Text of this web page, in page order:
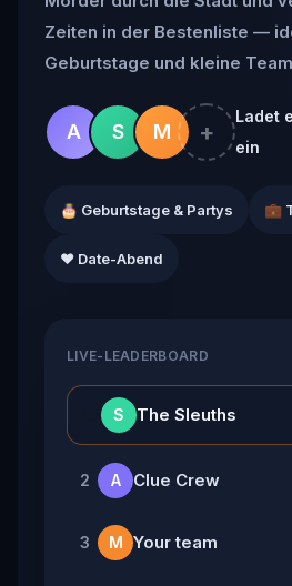
Zeiten in der Bestenliste —
Geburtstage und kleine
A S M +
Ladet
ein
🎂 Geburtstage & Partys 💼
❤️ Date-Abend
LIVE-LEADERBOARD
S The Sleuths
2 A Clue Crew
3 M Your team